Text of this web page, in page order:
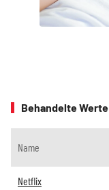
Behandelte Werte
Name
Netflix